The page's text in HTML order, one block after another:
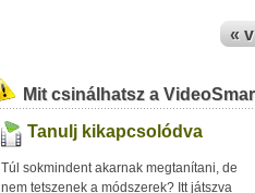
«
Mit csinálhatsz a
Tanulj kikapcsolódva
Túl sokmindent akarnak megtanítani, de
nem tetszenek a módszerek? Itt játszva